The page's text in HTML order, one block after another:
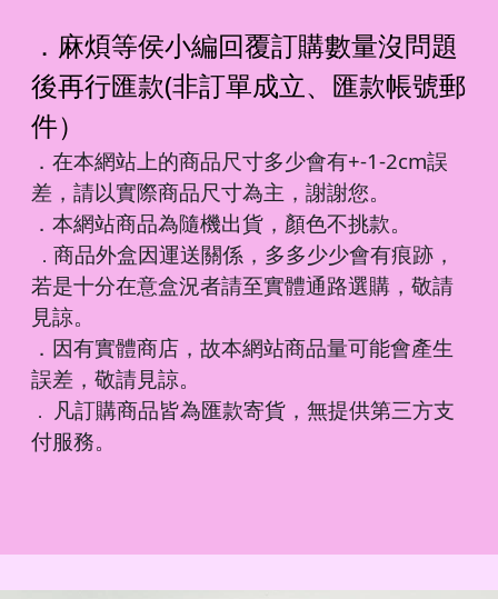
．麻煩等侯小編回覆訂購數量沒問題
後再行匯款(非訂單成立、匯款帳號郵
件）
．在本網站上的商品尺寸多少會有+-1-2cm誤
差，請以實際商品尺寸為主，謝謝您。
．本網站商品為隨機出貨，顏色不挑款。
． 商品外盒因運送關係，多多少少會有痕跡，
若是十分在意盒況者請至實體通路選購，敬請
見諒。
．因有實體商店，故本網站商品量可能會產生
誤差，敬請見諒。
． 凡訂購商品皆為匯款寄貨，無提供第三方支
付服務。